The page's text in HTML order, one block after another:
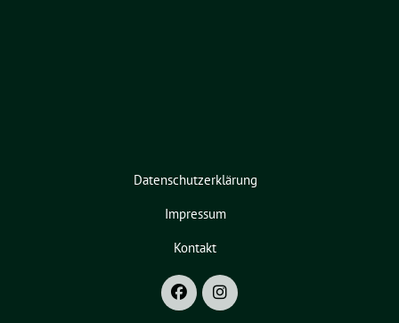
Datenschutzerklärung
Impressum
Kontakt